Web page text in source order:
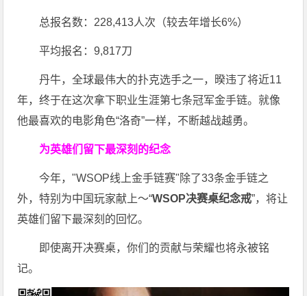
总报名数：228,413人次（较去年增长6%）
平均报名：9,817刀
丹牛，全球最伟大的扑克选手之一，暌违了将近11
年，终于在这次拿下职业生涯第七条冠军金手链。就像
他最喜欢的电影角色“洛奇”一样，不断越战越勇。
为英雄们留下最深刻的纪念
今年，"WSOP线上金手链赛"除了33条金手链之
外，特别为中国玩家献上～“WSOP决赛桌纪念戒”，将让
英雄们留下最深刻的回忆。
即使离开决赛桌，你们的贡献与荣耀也将永被铭
记。